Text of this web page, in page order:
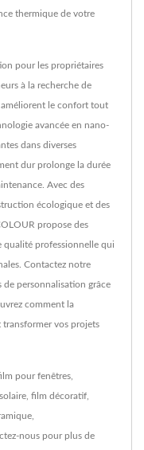
thermique de votre
pour les propriétaires
à la recherche de
améliorent le confort tout
avancée en nano-
dans diverses
dur prolonge la durée
Avec des
écologique et des
propose des
qualité professionnelle qui
Contactez notre
personnalisation grâce
comment la
vos projets
pour fenêtres
film décoratif
nous pour plus de